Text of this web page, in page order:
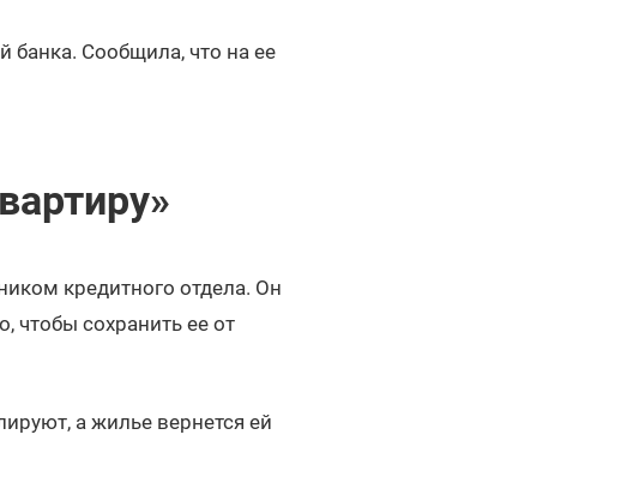
банка. Сообщила, что на ее
кредитного отдела. Он
чтобы сохранить ее от
а жилье вернется ей